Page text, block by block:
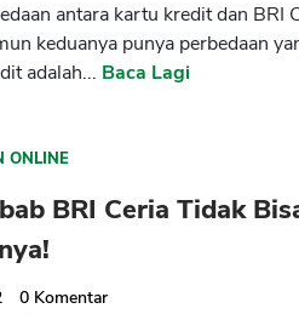
antara kartu kredit dan BRI
keduanya punya perbedaan
adalah... Baca Lagi
ONLINE
BRI Ceria Tidak
0 Komentar